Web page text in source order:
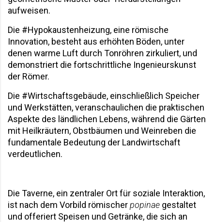
aufweisen.
Die #Hypokaustenheizung, eine römische
Innovation, besteht aus erhöhten Böden, unter
denen warme Luft durch Tonröhren zirkuliert, und
demonstriert die fortschrittliche Ingenieurskunst
der Römer.
Die #Wirtschaftsgebäude, einschließlich Speicher
und Werkstätten, veranschaulichen die praktischen
Aspekte des ländlichen Lebens, während die Gärten
mit Heilkräutern, Obstbäumen und Weinreben die
fundamentale Bedeutung der Landwirtschaft
verdeutlichen.
Die Taverne, ein zentraler Ort für soziale Interaktion,
ist nach dem Vorbild römischer popinae gestaltet
und offeriert Speisen und Getränke, die sich an